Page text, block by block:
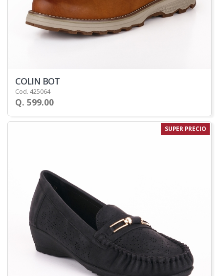
COLIN BOT
Cod. 425064
Q. 599.00
SUPER PRECIO